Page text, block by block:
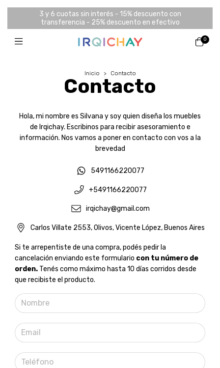
3 y 6 cuotas sin interés - 15% descuento con
transferencia - 25% descuento en efectivo
0
Inicio > Contacto
Contacto
Hola, mi nombre es Silvana y soy quien diseña los muebles
de Irqichay. Escribinos para recibir asesoramiento e
información. Nos vamos a poner en contacto con vos a la
brevedad
5491166220077
+5491166220077
irqichay@gmail.com
Carlos Villate 2553, Olivos, Vicente López, Buenos Aires
Si te arrepentiste de una compra, podés pedir la
cancelación enviando este formulario con tu número de
orden. Tenés como máximo hasta 10 días corridos desde
que recibiste el producto.